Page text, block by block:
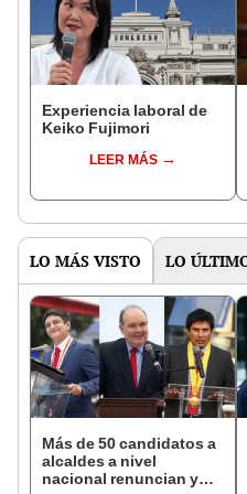
Experiencia laboral de
Keiko Fujimori
LEER MÁS
LO MÁS VISTO LO
Más de 50 candidatos a
alcaldes a nivel
nacional renuncian y